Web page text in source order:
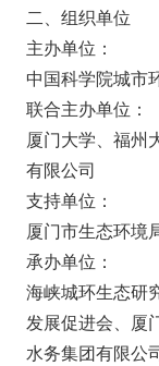
二、组织单位
主办单位：
中国科学院城市
联合主办单位：
厦门大学、福州
有限公司
支持单位：
厦门市生态环境
承办单位：
海峡城环生态研
发展促进会、厦
水务集团有限公